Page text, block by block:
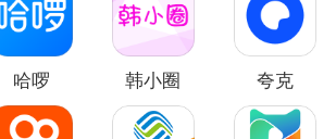
哈啰 韩小圈 夸克